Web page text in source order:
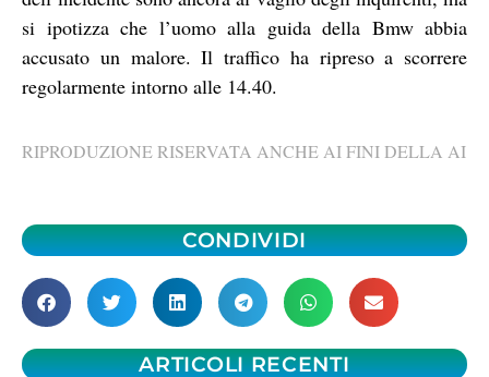
si ipotizza che l’uomo alla guida della Bmw abbia
accusato un malore. Il traffico ha ripreso a scorrere
regolarmente intorno alle 14.40.
RIPRODUZIONE RISERVATA ANCHE AI FINI DELLA AI
CONDIVIDI
ARTICOLI RECENTI